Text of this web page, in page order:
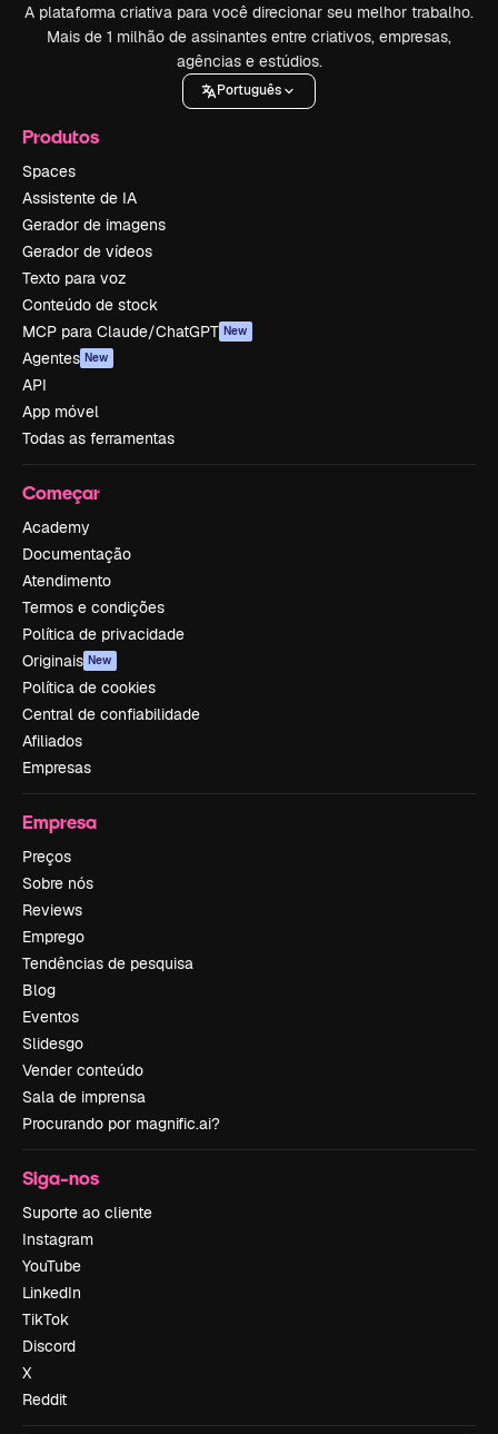
A plataforma criativa para você direcionar seu melhor trabalho.
Mais de 1 milhão de assinantes entre criativos, empresas,
agências e estúdios.
Português
Produtos
Spaces
Assistente de IA
Gerador de imagens
Gerador de vídeos
Texto para voz
Conteúdo de stock
MCP para Claude/ChatGPT New
Agentes New
API
App móvel
Todas as ferramentas
Começar
Academy
Documentação
Atendimento
Termos e condições
Política de privacidade
Originais New
Política de cookies
Central de confiabilidade
Afiliados
Empresas
Empresa
Preços
Sobre nós
Reviews
Emprego
Tendências de pesquisa
Blog
Eventos
Slidesgo
Vender conteúdo
Sala de imprensa
Procurando por magnific.ai?
Siga-nos
Suporte ao cliente
Instagram
YouTube
LinkedIn
TikTok
Discord
X
Reddit